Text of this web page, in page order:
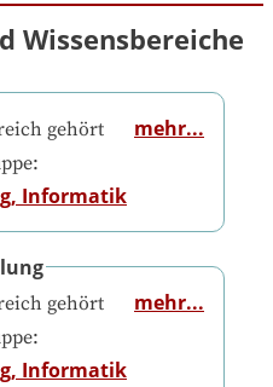
Wissensbereiche
gehört
Informatik
mehr...
gehört
Informatik
mehr...